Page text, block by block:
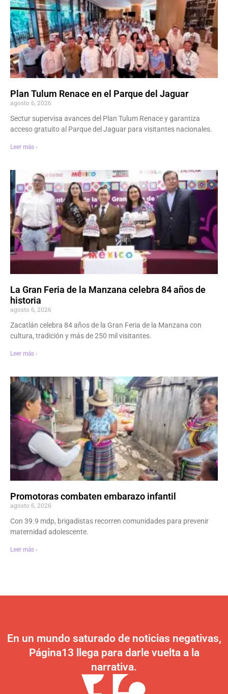
Plan Tulum Renace en el Parque del Jaguar
agosto 6, 2026
Sectur supervisa avances del Plan Tulum Renace y garantiza
acceso gratuito al Parque del Jaguar para visitantes nacionales.
Leer más ›
La Gran Feria de la Manzana celebra 84 años de
historia
agosto 6, 2026
Zacatlán celebra 84 años de la Gran Feria de la Manzana con
cultura, tradición y más de 250 mil visitantes.
Leer más ›
Promotoras combaten embarazo infantil
agosto 6, 2026
Con 39.9 mdp, brigadistas recorren comunidades para prevenir
maternidad adolescente.
Leer más ›
En un mundo saturado de noticias negativas,
Página13 llega para darle vuelta a la
narrativa.